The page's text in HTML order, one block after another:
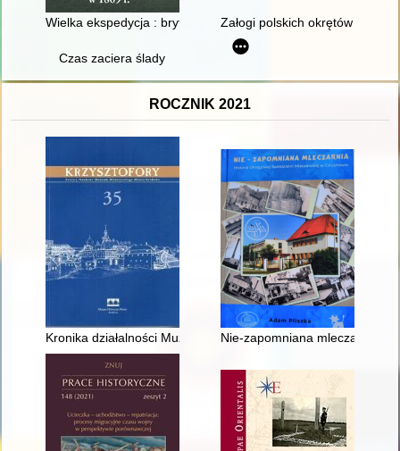
Wielka ekspedycja : brytyjska kampania w estuarium Skaldy w
Załogi polskich okrętów
Czas zaciera ślady
ROCZNIK 2021
Kronika działalności Muzeum Historycznego Miasta Krakowa
Nie-zapomniana mleczarnia :